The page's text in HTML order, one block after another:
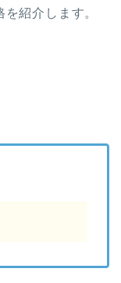
紹介します。